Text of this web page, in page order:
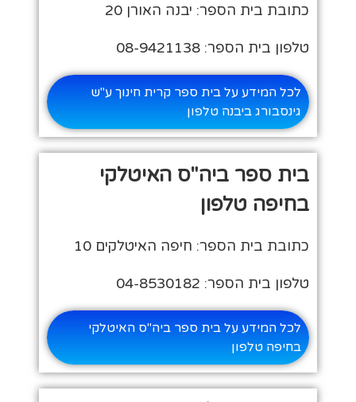
כתובת בית הספר: יבנה האורן 20
טלפון בית הספר: 08-9421138
לכל המידע על בית ספר קרית חינוך ע"ש
גינסבורג ביבנה טלפון
בית ספר ביה"ס האיטלקי
בחיפה טלפון
כתובת בית הספר: חיפה האיטלקים 10
טלפון בית הספר: 04-8530182
לכל המידע על בית ספר ביה"ס האיטלקי
בחיפה טלפון